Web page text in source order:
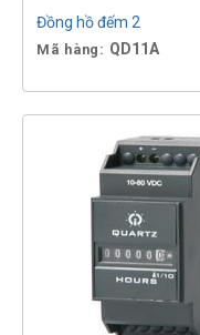
Đồng hồ đếm 2
Mã hàng: QD11A